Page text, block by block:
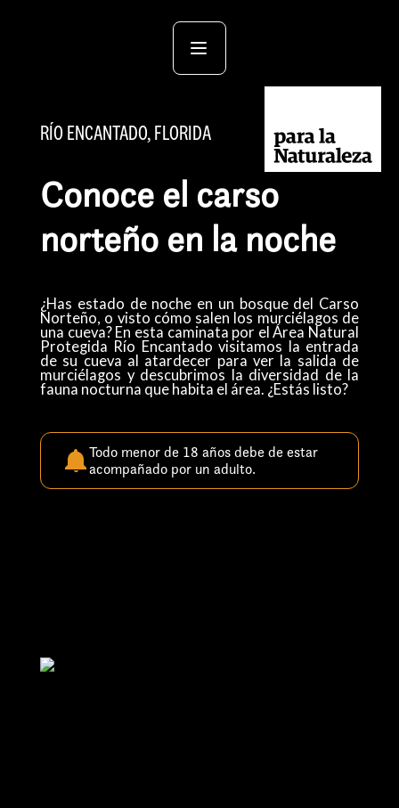
RÍO ENCANTADO, FLORIDA
Conoce el carso
norteño en la noche
¿Has estado de noche en un bosque del Carso
Norteño, o visto cómo salen los murciélagos de
una cueva? En esta caminata por el Área Natural
Protegida Río Encantado visitamos la entrada
de su cueva al atardecer para ver la salida de
murciélagos y descubrimos la diversidad de la
fauna nocturna que habita el área. ¿Estás listo?
Todo menor de 18 años debe de estar
acompañado por un adulto.